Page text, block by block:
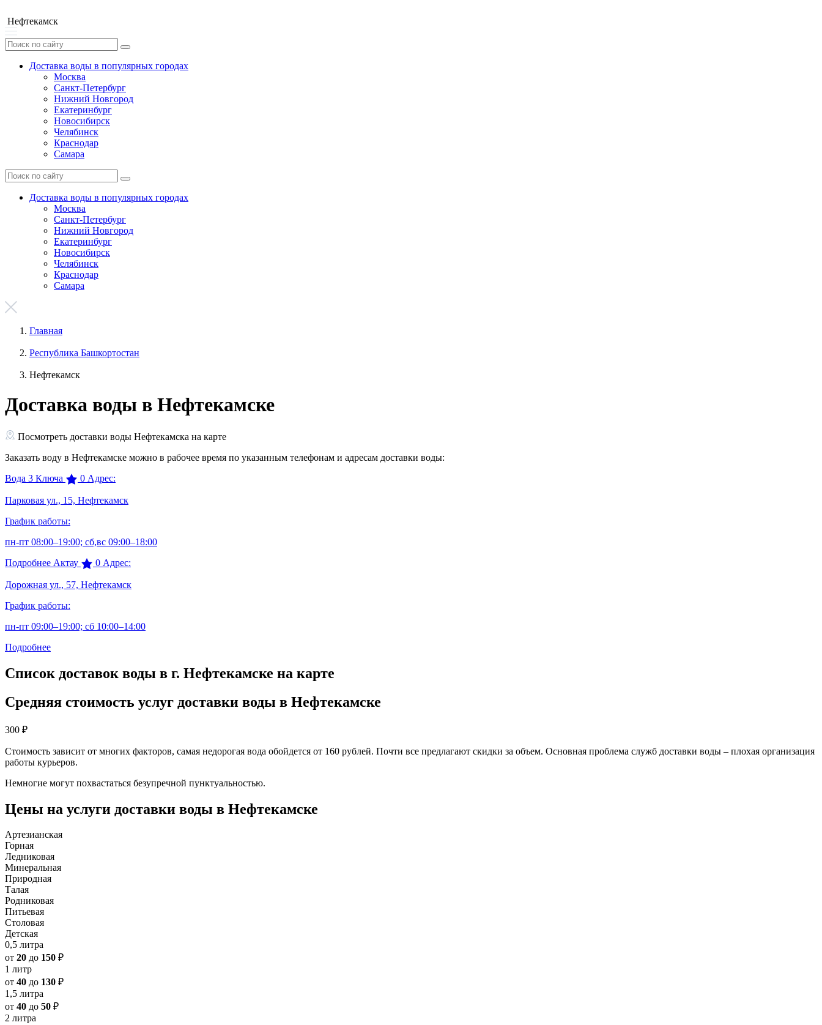
Нефтекамск
Доставка воды в популярных городах
Москва
Санкт-Петербург
Нижний Новгород
Екатеринбург
Новосибирск
Челябинск
Краснодар
Самара
Доставка воды в популярных городах
Москва
Санкт-Петербург
Нижний Новгород
Екатеринбург
Новосибирск
Челябинск
Краснодар
Самара
Главная
Республика Башкортостан
Нефтекамск
Доставка воды в Нефтекамске
Посмотреть доставки воды Нефтекамска на карте
Заказать воду в Нефтекамске можно в рабочее время по указанным телефонам и адресам доставки воды:
Вода 3 Ключа
0 Адрес:
Парковая ул., 15, Нефтекамск
График работы:
пн-пт 08:00–19:00; сб,вс 09:00–18:00
Подробнее Актау 0 Адрес:
Дорожная ул., 57, Нефтекамск
График работы:
пн-пт 09:00–19:00; сб 10:00–14:00
Подробнее
Список доставок воды в г. Нефтекамске на карте
Средняя стоимость услуг доставки воды в Нефтекамске
300 ₽
Стоимость зависит от многих факторов, самая недорогая вода обойдется от 160 рублей. Почти все предлагают скидки за объем. Основная проблема служб доставки воды – плохая организация
работы курьеров.
Немногие могут похвастаться безупречной пунктуальностью.
Цены на услуги доставки воды в Нефтекамске
Артезианская
Горная
Ледниковая
Минеральная
Природная
Талая
Родниковая
Питьевая
Столовая
Детская
0,5 литра
от 20 до 150 ₽
1 литр
от 40 до 130 ₽
1,5 литра
от 40 до 50 ₽
2 литра